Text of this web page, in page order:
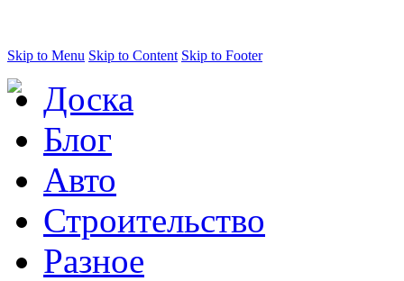
Skip to Menu Skip to Content Skip to Footer
Доска
Блог
Авто
Строительство
Разное